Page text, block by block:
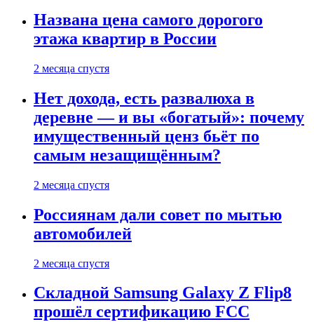
Названа цена самого дорогого
этажа квартир в России
2 месяца спустя
Нет дохода, есть развалюха в
деревне — и вы «богатый»: почему
имущественный ценз бьёт по
самым незащищённым?
2 месяца спустя
Россиянам дали совет по мытью
автомобилей
2 месяца спустя
Складной Samsung Galaxy Z Flip8
прошёл сертификацию FCC